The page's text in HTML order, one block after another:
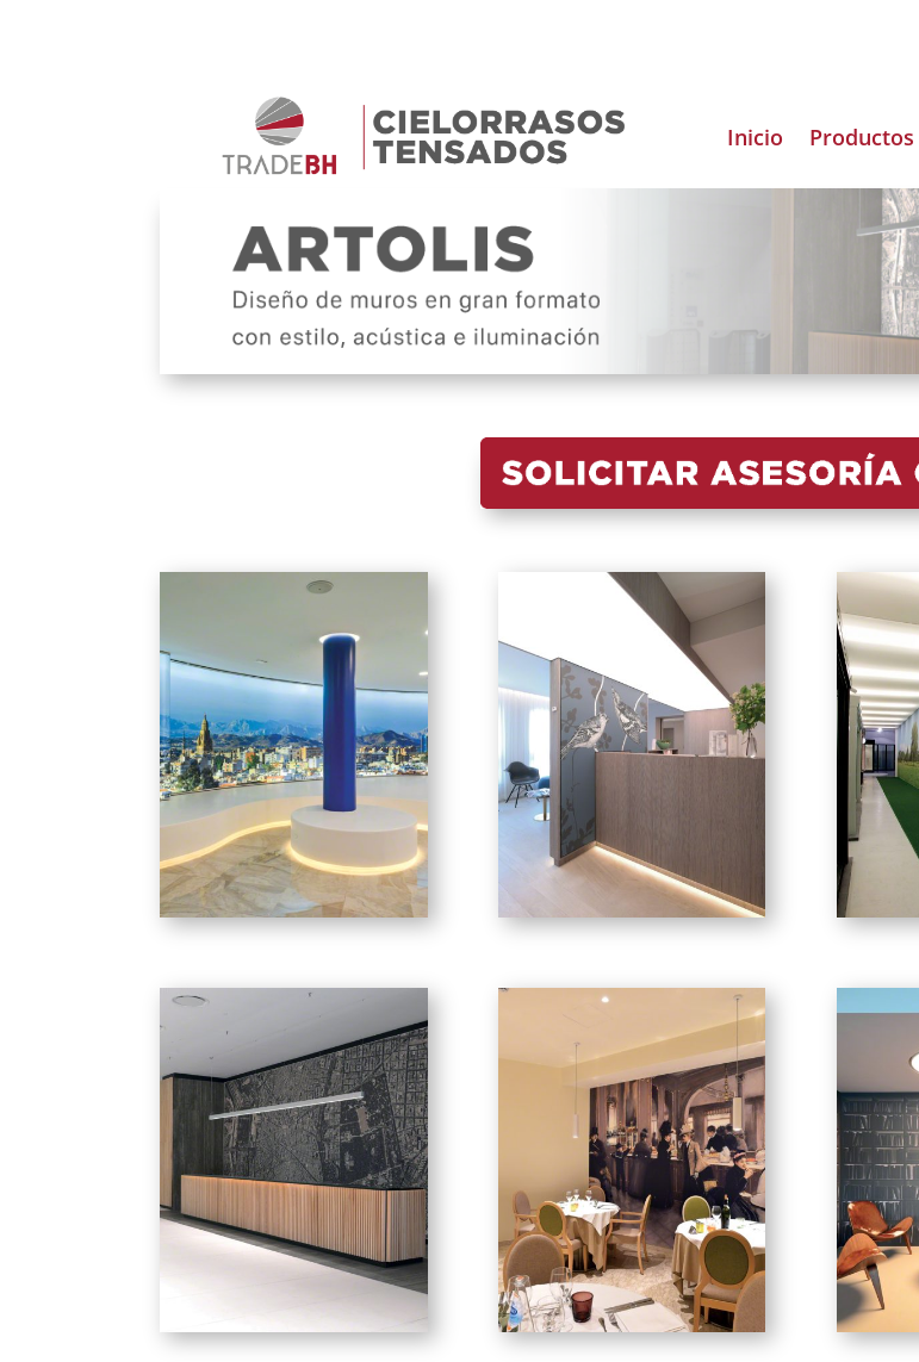
Inicio Productos